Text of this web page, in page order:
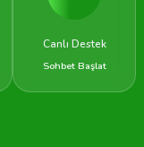
Canlı Destek
Sohbet Başlat